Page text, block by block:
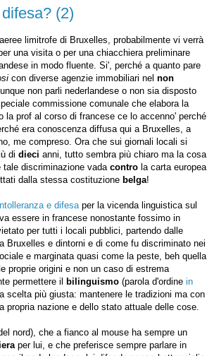
(2)
limitrofe di Bruxelles, probabilmente vi verrà
una visita o per una chiacchiera preliminare
in modo fluente. Si', perché a quanto pare
con diverse agenzie immobiliari nel non
non parli nederlandese o non sia disposto
commissione comunale che elabora la
la prof al corso di francese ce lo accenno' perché
era conoscenza diffusa qui a Bruxelles, a
me compreso. Ora che sui giornali locali si
di dieci anni, tutto sembra più chiaro ma la cosa
discriminazione vada contro la carta europea
dalla stessa costituzione belga!
e difesaper la vicenda linguistica sul
essere in francese nonostante fossimo in
per tutti i locali pubblici, partendo dalle
Bruxelles e dintorni e di come fu discriminato nei
e marginata quasi come la peste, beh quella
proprie origini e non un caso di estrema
permettere il
bilinguismo (parola d'ordine in
scelta più giusta: mantenere le tradizioni ma con
propria nazione e dello stato attuale delle cose.
nord), che a fianco al mouse ha sempre un
per lui, e che preferisce sempre parlare in